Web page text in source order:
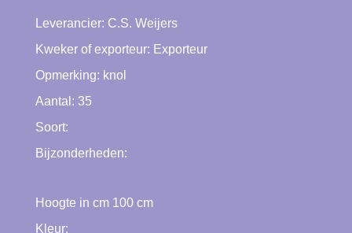
Leverancier: C.S. Weijers
Kweker of exporteur: Exporteur
Opmerking: knol
Aantal: 35
Soort:
Bijzonderheden:
Hoogte in cm 100cm
Kleur: